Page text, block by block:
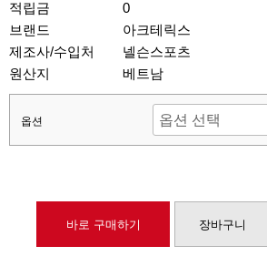
적립금
0
브랜드
아크테릭스
제조사/수입처
넬슨스포츠
원산지
베트남
옵션
바로 구매하기 장바구니